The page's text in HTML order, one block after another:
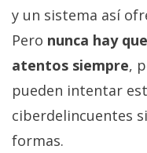
y un sistema así
Pero nunca hay
atentos siempre,
pueden intentar
ciberdelincuentes
formas.